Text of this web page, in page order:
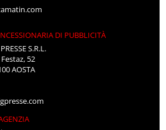
DI PUBBLICITÀ
S.R.L.
52
AOSTA